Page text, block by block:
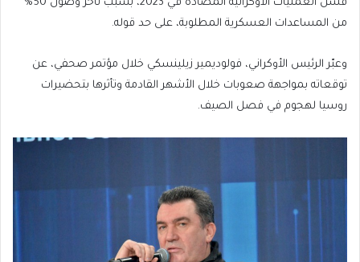
فشل العمليات الأوكرانية المضادة في 2023، بسبب تأخر وصول 50%
من المساعدات العسكرية المطلوبة، على حد قوله.
وعبّر الرئيس الأوكراني، فولوديمير زيلينسكي خلال مؤتمر صحفي، عن
توقعاته بمواجهة صعوبات خلال الأشهر القادمة وتأثرها بتحضيرات
روسيا لهجوم في فصل الصيف.